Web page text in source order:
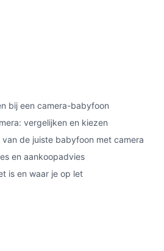
bij een camera-babyfoon
vergelijken en kiezen
de juiste babyfoon met camera
en aankoopadvies
is en waar je op let